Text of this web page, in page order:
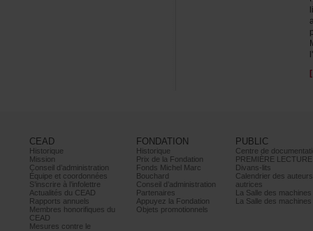
CEAD
Historique
Mission
Conseild’administration
Équipeetcoordonnées
S’inscrireàl’infolettre
ActualitésduCEAD
Rapportsannuels
Membreshonorifiquesdu
CEAD
Mesurescontrele
FONDATION
Historique
PrixdelaFondation
FondsMichelMarc
Bouchard
Conseild’administration
Partenaires
AppuyezlaFondation
Objetspromotionnels
PUBLIC
PREMIÈRELECTURE
Divans-lits
autrices